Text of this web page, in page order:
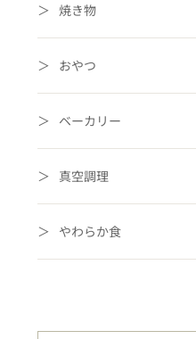
焼き物
おやつ
ベーカリー
真空調理
やわらか食